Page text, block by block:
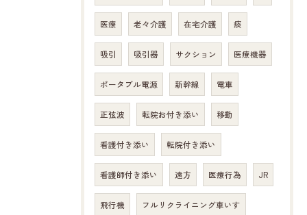
医療 老々介護 在宅介護 痰
吸引 吸引器 サクション 医療機器
ポータブル電源 新幹線 電車
正弦波 転院お付き添い 移動
看護付き添い 転院付き添い
看護師付き添い 遠方 医療行為 JR
飛行機 フルリクライニング車いす